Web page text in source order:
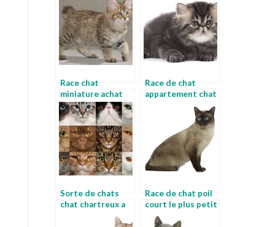
Race chat
miniature achat
de chat
Race de chat
appartement chat
Sorte de chats
chat chartreux a
Race de chat poil
court le plus petit
chat du monde